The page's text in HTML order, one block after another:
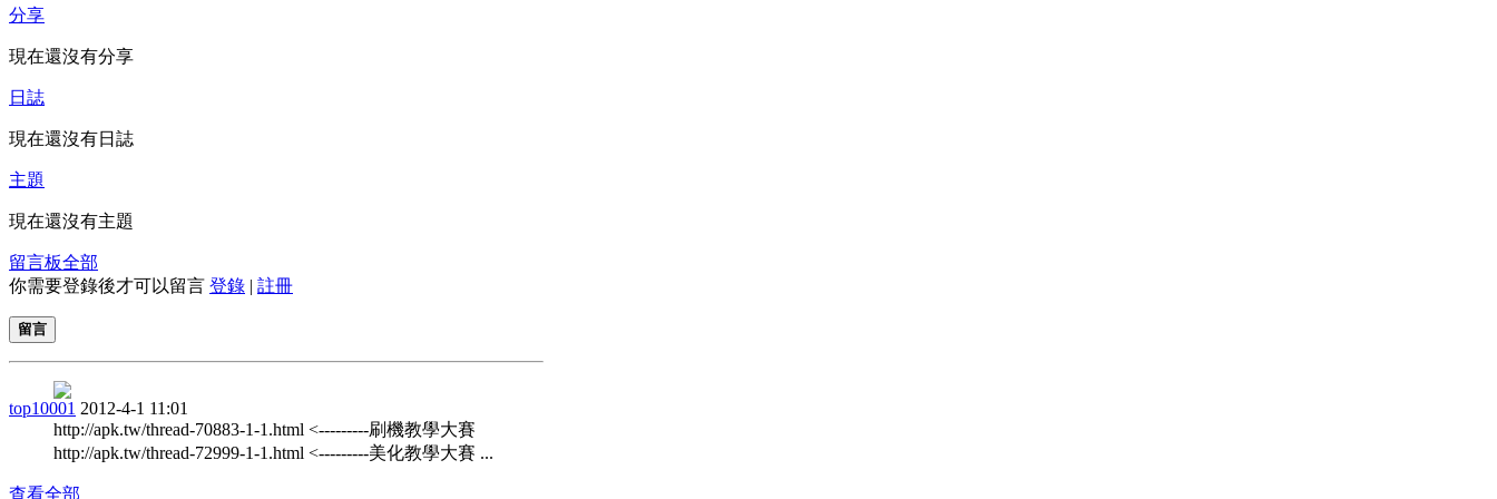
分享
現在還沒有分享
日誌
現在還沒有日誌
主題
現在還沒有主題
留言板全部
你需要登錄後才可以留言 登錄 | 註冊
留言
top10001 2012-4-1 11:01
http://apk.tw/thread-70883-1-1.html <---------刷機教學大賽
http://apk.tw/thread-72999-1-1.html <---------美化教學大賽 ...
查看全部